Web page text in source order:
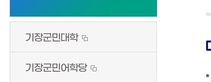
기장군민대학
기장군민어학당